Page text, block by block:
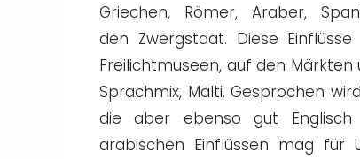
Griechen, Römer, Araber,
den Zwergstaat. Diese
Freilichtmuseen, auf den
Sprachmix, Malti. Gesprochen
die aber ebenso gut Englisch
arabischen Einflüssen mag für